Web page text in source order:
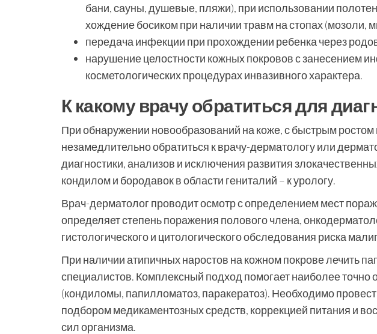
бани, сауны, душевые, пляжи), при использовании
хождение босиком при наличии травм на стопах (мозоли,
передача инфекции при прохождении ребенка через
нарушение целостности кожных покровов с занесением
косметологических процедурах инвазивного характера.
К какому врачу обратиться для
При обнаружении новообразований на коже, с быстрым
незамедлительно обратиться к врачу-дерматологу или
диагностики, анализов и исключения развития
кондилом и бородавок в области гениталий – к урологу.
Врач-дерматолог проводит осмотр с определением мест
определяет степень поражения полового члена,
гистологического и цитологического обследования риска
При наличии атипичных наростов на кожном покрове лечить
специалистов. Комплексный подход помогает наиболее точно
(кондиломы, папилломатоз, паракератоз). Необходимо
подбором медикаментозных средств, коррекцией питания и
сил организма.